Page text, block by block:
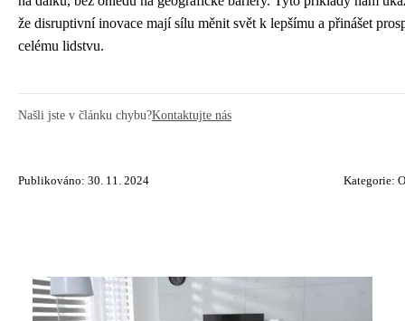
že disruptivní inovace mají sílu měnit svět k lepšímu a přinášet
celému lidstvu.
Našli jste v článku chybu?Kontaktujte nás
Publikováno: 30. 11. 2024 Kategorie: